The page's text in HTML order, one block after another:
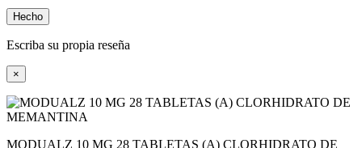
Hecho
Escriba su propia reseña
×
MODUALZ 10 MG 28 TABLETAS (A) CLORHIDRATO DE